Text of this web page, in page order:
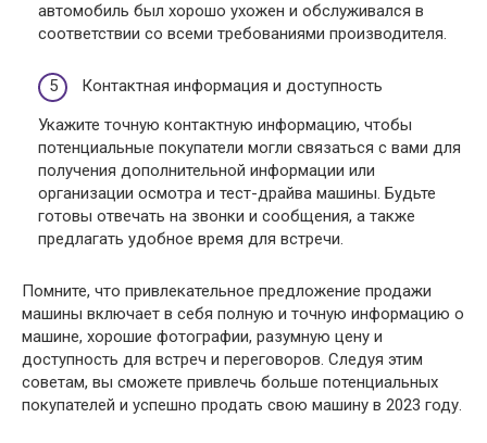
автомобиль был хорошо ухожен и обслуживался в
соответствии со всеми требованиями производителя.
Контактная информация и доступность
Укажите точную контактную информацию, чтобы
потенциальные покупатели могли связаться с вами для
получения дополнительной информации или
организации осмотра и тест-драйва машины. Будьте
готовы отвечать на звонки и сообщения, а также
предлагать удобное время для встречи.
Помните, что привлекательное предложение продажи
машины включает в себя полную и точную информацию о
машине, хорошие фотографии, разумную цену и
доступность для встреч и переговоров. Следуя этим
советам, вы сможете привлечь больше потенциальных
покупателей и успешно продать свою машину в 2023 году.